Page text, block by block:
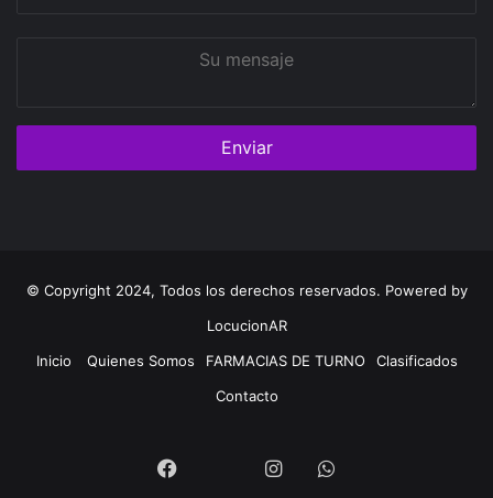
© Copyright 2024, Todos los derechos reservados. Powered by
LocucionAR
Inicio
Quienes Somos FARMACIAS DE TURNO
Clasificados
Contacto
Facebook InstagramWhatsapp